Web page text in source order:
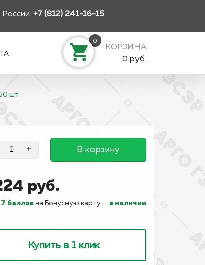
+7 (812) 241-16-15
0
КОРЗИНА
0 руб.
шт
+ В корзину
руб.
балловна Бонусную карту в наличии
Купить в 1 клик